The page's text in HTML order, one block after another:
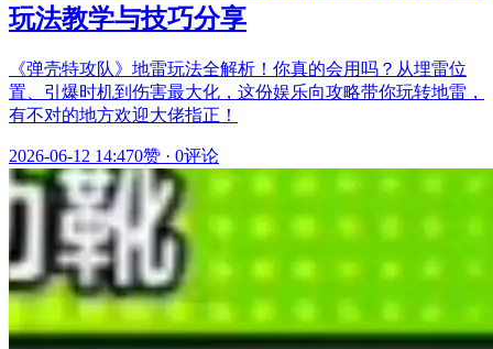
玩法教学与技巧分享
《弹壳特攻队》地雷玩法全解析！你真的会用吗？从埋雷位
置、引爆时机到伤害最大化，这份娱乐向攻略带你玩转地雷，
有不对的地方欢迎大佬指正！
2026-06-12 14:470赞 · 0评论